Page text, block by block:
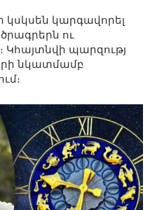
կարգավորել
ու
Կհայտնվի պարզությ
նկատմամբ